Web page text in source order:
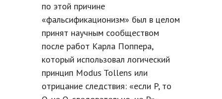
по этой причине
«фальсификационизм» был в целом
принят научным сообществом
после работ Карла Поппера,
который использовал логический
принцип Modus Tollens или
отрицание следствия: «если P, то